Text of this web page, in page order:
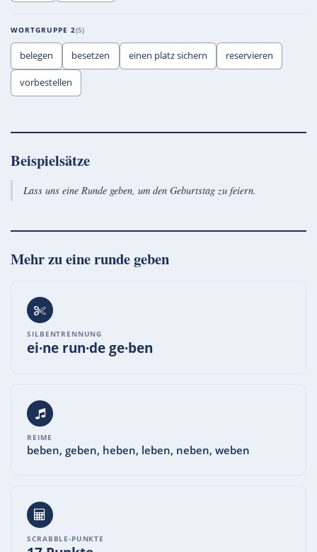
WORTGRUPPE 2 5
belegen besetzen einen platz sichern reservieren
vorbestellen
Beispielsätze
Lass uns eine Runde geben, um den Geburtstag zu feiern.
Mehr zueine runde geben
SILBENTRENNUNG
ei·ne run·de ge·ben
REIME
beben, geben, heben, leben, neben, weben
SCRABBLE-PUNKTE